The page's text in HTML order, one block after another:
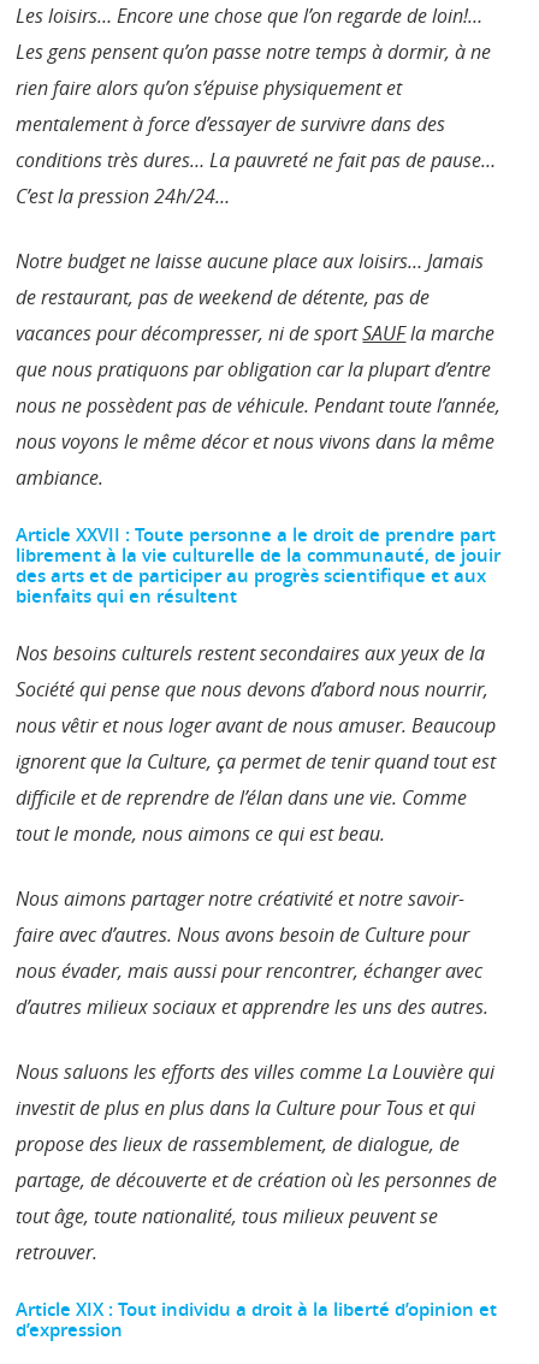
Les loisirs… Encore une chose que l’on regarde de loin!…
Les gens pensent qu’on passe notre temps à dormir, à ne
rien faire alors qu’on s’épuise physiquement et
mentalement à force d’essayer de survivre dans des
conditions très dures… La pauvreté ne fait pas de pause…
C’est la pression 24h/24…
Notre budget ne laisse aucune place aux loisirs… Jamais
de restaurant, pas de weekend de détente, pas de
vacances pour décompresser, ni de sportSAUFla marche
que nous pratiquons par obligation car la plupart d’entre
nous ne possèdent pas de véhicule. Pendant toute l’année,
nous voyons le même décor et nous vivons dans la même
ambiance.
Article XXVII : Toute personne a le droit de prendre part
librement à la vie culturelle de la communauté, de jouir
des arts et de participer au progrès scientifique et aux
bienfaits qui en résultent
Nos besoins culturels restent secondaires aux yeux de la
Société qui pense que nous devons d’abord nous nourrir,
nous vêtir et nous loger avant de nous amuser. Beaucoup
ignorent que la Culture, ça permet de tenir quand tout est
difficile et de reprendre de l’élan dans une vie. Comme
tout le monde, nous aimons ce qui est beau.
Nous aimons partager notre créativité et notre savoir-
faire avec d’autres. Nous avons besoin de Culture pour
nous évader, mais aussi pour rencontrer, échanger avec
d’autres milieux sociaux et apprendre les uns des autres.
Nous saluons les efforts des villes comme La Louvière qui
investit de plus en plus dans la Culture pour Tous et qui
propose des lieux de rassemblement, de dialogue, de
partage, de découverte et de création où les personnes de
tout âge, toute nationalité, tous milieux peuvent se
retrouver.
Article XIX : Tout individu a droit à la liberté d’opinion et
d’expression